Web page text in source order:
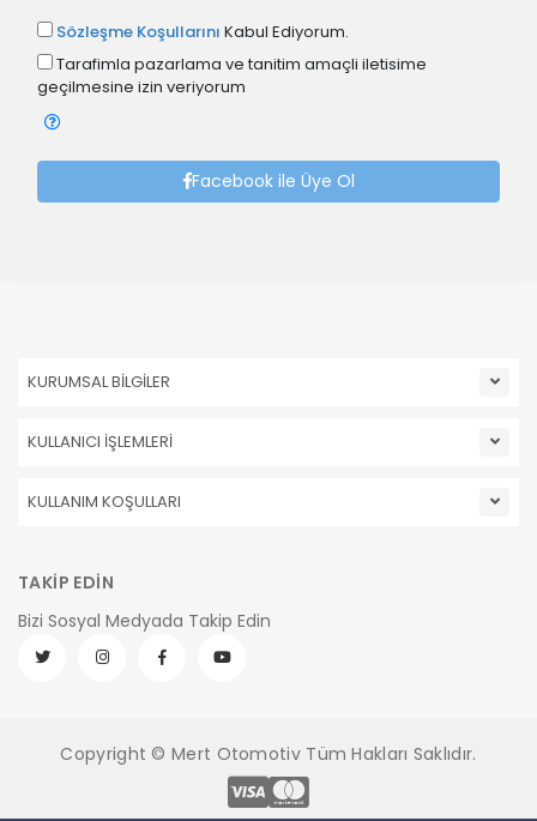
Sözleşme Koşullarını Kabul Ediyorum.
Tarafimla pazarlama ve tanitim amaçli iletisime
geçilmesine izin veriyorum
Facebook ile Üye Ol
KURUMSAL BİLGİLER
KULLANICI İŞLEMLERİ
KULLANIM KOŞULLARI
TAKİP EDİN
Bizi Sosyal Medyada Takip Edin
Copyright © Mert Otomotiv Tüm Hakları Saklıdır.